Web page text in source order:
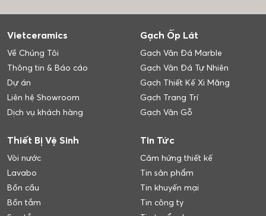
Vietceramics
Về Chúng Tôi
Thông tin & Báo cáo
Dự án
Liên hệ Showroom
Dịch vụ khách hàng
Gạch Ốp Lát
Gạch Vân Đá Marble
Gạch Vân Đá Tự Nhiên
Gạch Thiết Kế Xi Măng
Gạch Trang Trí
Gạch Vân Gỗ
Thiết Bị Vệ Sinh
Vòi nước
Lavabo
Bồn cầu
Bồn tắm
Tin Tức
Cảm hứng thiết kế
Tin sản phẩm
Tin khuyến mại
Tin công ty